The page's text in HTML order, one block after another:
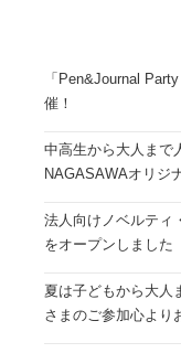
「Pen&Journal
催！
中高生から大人まで
NAGASAWAオリジ
法人向けノベルティ
をオープンしました
夏は子どもから大人
さまのご参加心より